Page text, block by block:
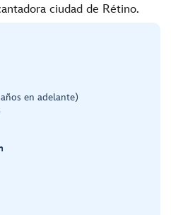
ciudad de Rétino.
en adelante)